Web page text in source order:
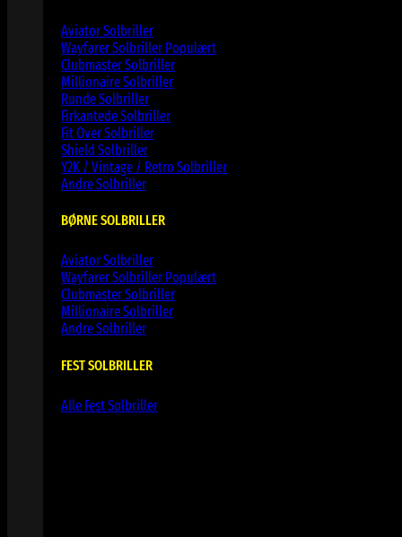
Aviator Solbriller
Wayfarer Solbriller
Clubmaster Solbriller
Millionaire Solbriller
Runde Solbriller
Firkantede Solbriller
Fit Over Solbriller
Shield Solbriller
Y2K / Vintage / Retro Solbriller
Andre Solbriller
BØRNE SOLBRILLER
Aviator Solbriller
Wayfarer Solbriller
Clubmaster Solbriller
Millionaire Solbriller
Andre Solbriller
FEST SOLBRILLER
Alle Fest Solbriller